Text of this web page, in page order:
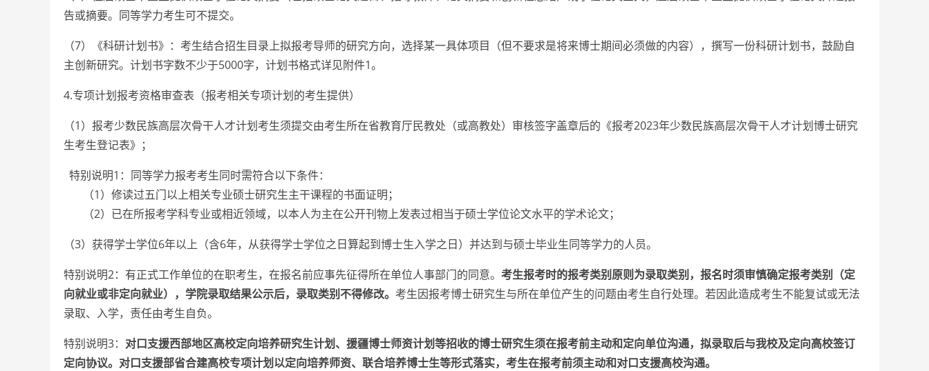
告或摘要。同等学力考生可不提交。
（7）《科研计划书》：考生结合招生目录上拟报考导师的研究方向，选择某一具体项目（但不要求是将来博士期间必须做的内容），撰写一份科研计划书，鼓励自
主创新研究。计划书字数不少于5000字，计划书格式详见附件1。
4.专项计划报考资格审查表（报考相关专项计划的考生提供）
（1）报考少数民族高层次骨干人才计划考生须提交由考生所在省教育厅民教处（或高教处）审核签字盖章后的《报考2023年少数民族高层次骨干人才计划博士研究
生考生登记表》；
特别说明1：同等学力报考考生同时需符合以下条件：
（1）修读过五门以上相关专业硕士研究生主干课程的书面证明；
（2）已在所报考学科专业或相近领域，以本人为主在公开刊物上发表过相当于硕士学位论文水平的学术论文；
（3）获得学士学位6年以上（含6年，从获得学士学位之日算起到博士生入学之日）并达到与硕士毕业生同等学力的人员。
特别说明2：有正式工作单位的在职考生，在报名前应事先征得所在单位人事部门的同意。 考生报考时的报考类别原则为录取类别，报名时须审慎确定报考类别（定
向就业或非定向就业），学院录取结果公示后，录取类别不得修改。 考生因报考博士研究生与所在单位产生的问题由考生自行处理。若因此造成考生不能复试或无法
录取、入学，责任由考生自负。
特别说明3： 对口支援西部地区高校定向培养研究生计划、援疆博士师资计划等招收的博士研究生须在报考前主动和定向单位沟通，拟录取后与我校及定向高校签订
定向协议。对口支援部省合建高校专项计划以定向培养师资、联合培养博士生等形式落实，考生在报考前须主动和对口支援高校沟通。